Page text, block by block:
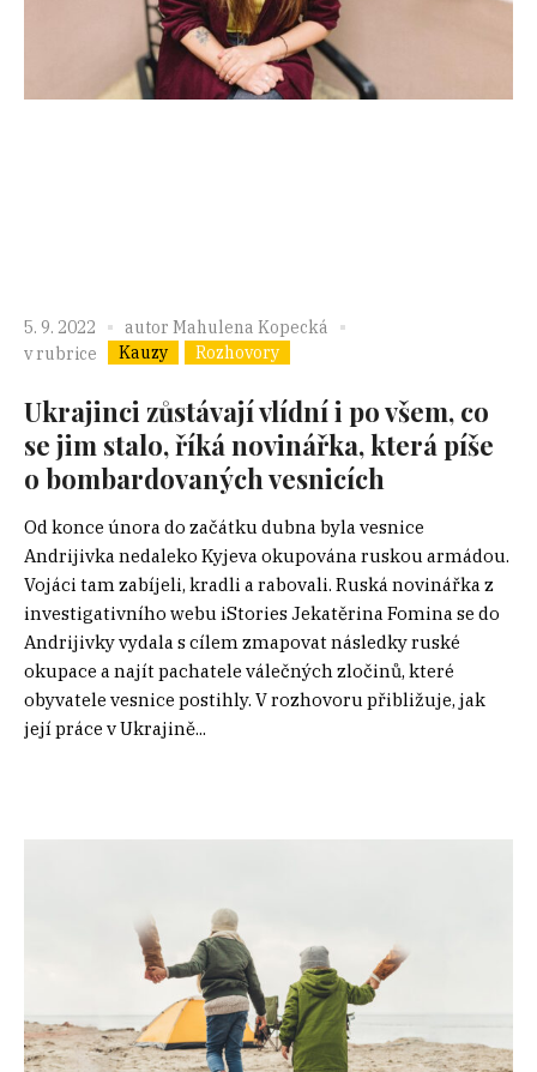
5. 9. 2022 autor Mahulena Kopecká
v rubrice
Kauzy Rozhovory
Ukrajinci zůstávají vlídní i po všem, co
se jim stalo, říká novinářka, která píše
o bombardovaných vesnicích
Od konce února do začátku dubna byla vesnice
Andrijivka nedaleko Kyjeva okupována ruskou armádou.
Vojáci tam zabíjeli, kradli a rabovali. Ruská novinářka z
investigativního webu iStories Jekatěrina Fomina se do
Andrijivky vydala s cílem zmapovat následky ruské
okupace a najít pachatele válečných zločinů, které
obyvatele vesnice postihly. V rozhovoru přibližuje, jak
její práce v Ukrajině...